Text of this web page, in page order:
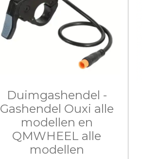
Duimgashendel -
Gashendel Ouxi alle
modellen en
QMWHEEL alle
modellen